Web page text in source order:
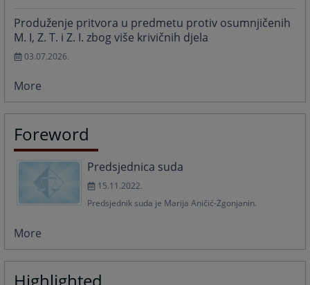
Produženje pritvora u predmetu protiv osumnjičenih
M. I, Z. T. i Z. I. zbog više krivičnih djela
03.07.2026.
More
Foreword
Predsjednica suda
15.11.2022.
Predsjednik suda je Marija Aničić-Zgonjanin.
More